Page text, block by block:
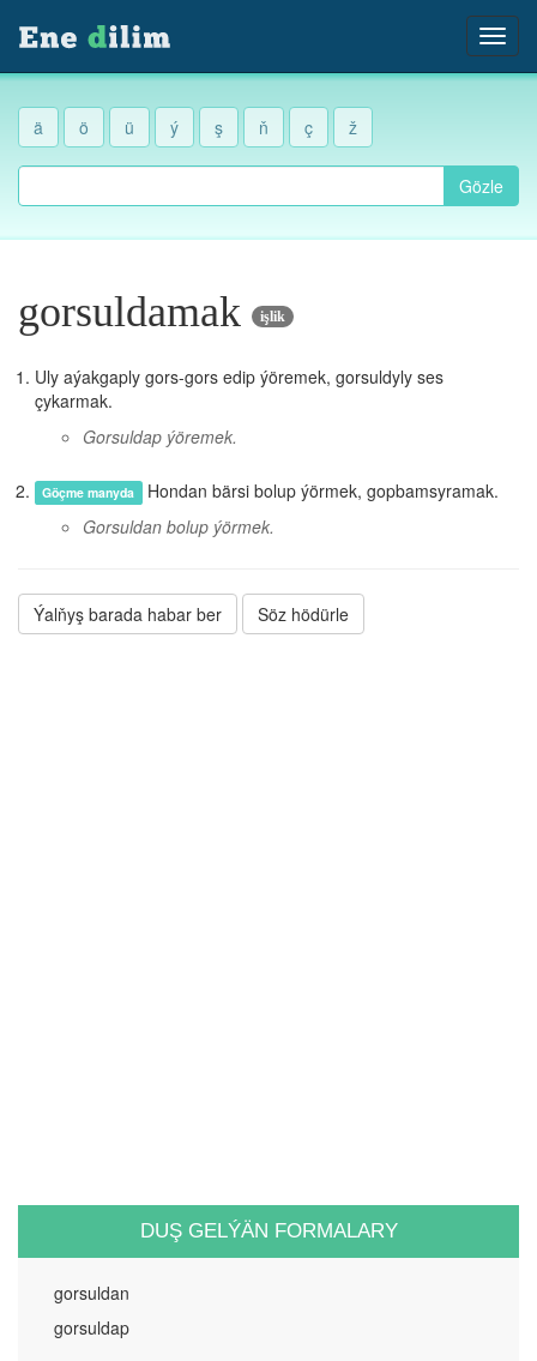
ä ö ü ý ş ň ç ž
Gözle
gorsuldamak işlik
Uly aýakgaply gors-gors edip ýöremek, gorsuldyly ses
çykarmak.
Gorsuldap ýöremek.
Göçme manyda Hondan bärsi bolup ýörmek, gopbamsyramak.
Gorsuldan bolup ýörmek.
Ýalňyş barada habar ber Söz hödürle
DUŞ GELÝÄN FORMALARY
gorsuldan
gorsuldap